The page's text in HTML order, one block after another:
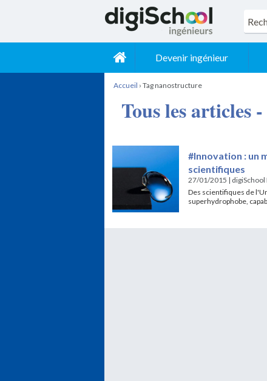
Devenir ingénieur
Accueil ›Tag nanostructure
Tous les articles
#Innovation : un
scientifiques
27/01/2015 |
Des scientifiques de
superhydrophobe,